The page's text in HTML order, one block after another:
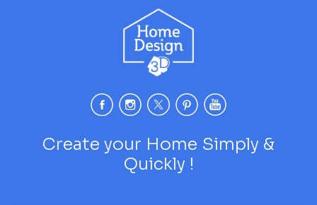
Create your Home Simply &
Quickly !